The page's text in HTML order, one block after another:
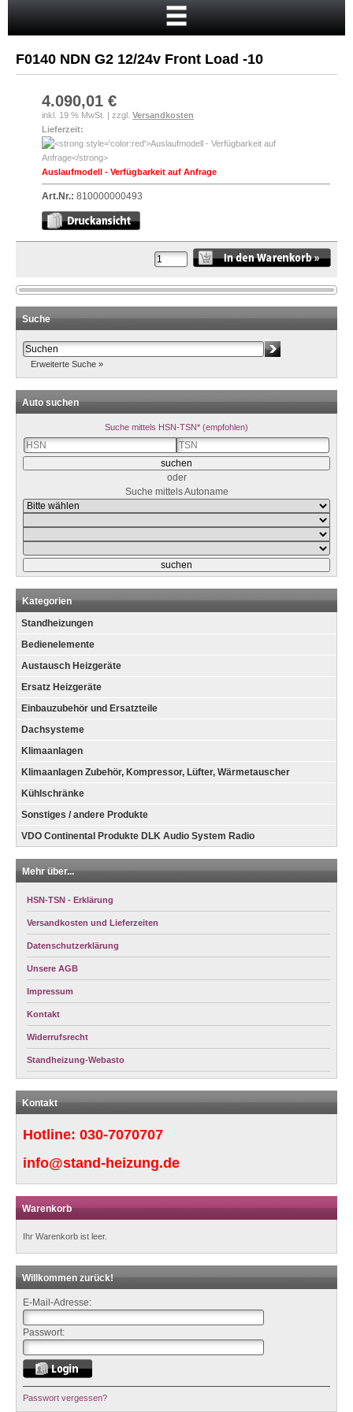
Neukunde?
Kasse
Anmelden
F0140 NDN G2 12/24v Front Load -10
4.090,01 €
inkl. 19 % MwSt. | zzgl. Versandkosten
Lieferzeit:
Auslaufmodell - Verfügbarkeit auf Anfrage
Art.Nr.: 810000000493
Suche
Erweiterte Suche »
Auto suchen
Suche mittels HSN-TSN* (empfohlen)
oder
Suche mittels Autoname
Kategorien
Standheizungen
Bedienelemente
Austausch Heizgeräte
Ersatz Heizgeräte
Einbauzubehör und Ersatzteile
Dachsysteme
Klimaanlagen
Klimaanlagen Zubehör, Kompressor, Lüfter, Wärmetauscher
Kühlschränke
Sonstiges / andere Produkte
VDO Continental Produkte DLK Audio System Radio
Mehr über...
HSN-TSN - Erklärung
Versandkosten und Lieferzeiten
Datenschutzerklärung
Unsere AGB
Impressum
Kontakt
Widerrufsrecht
Standheizung-Webasto
Kontakt
Hotline: 030-7070707
info@stand-heizung.de
Warenkorb
Ihr Warenkorb ist leer.
Willkommen zurück!
E-Mail-Adresse:
Passwort:
Passwort vergessen?